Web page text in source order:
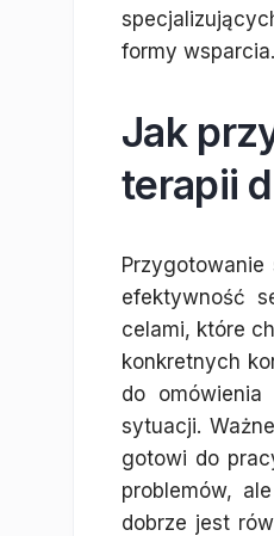
formy wsparcia.
Jak
terapii
efektywność
celami, które
konkretnych
do
sytuacji.
gotowi do
problemów,
dobrze jest